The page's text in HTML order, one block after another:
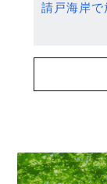
請戸海岸で